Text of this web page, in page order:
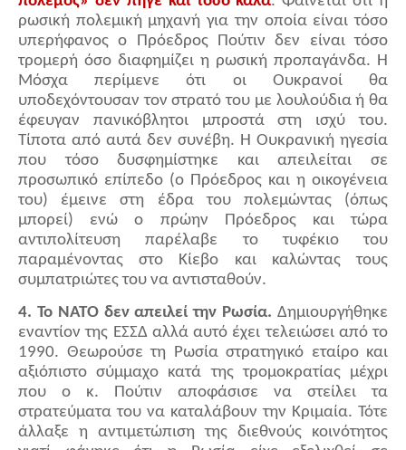
ρωσική πολεμική μηχανή για την οποία είναι τόσο
υπερήφανος ο Πρόεδρος Πούτιν δεν είναι τόσο
τρομερή όσο διαφημίζει η ρωσική προπαγάνδα. Η
Μόσχα περίμενε ότι οι Ουκρανοί θα
υποδεχόντουσαν τον στρατό του με λουλούδια ή θα
έφευγαν πανικόβλητοι μπροστά στη ισχύ του.
Τίποτα από αυτά δεν συνέβη. Η Ουκρανική ηγεσία
που τόσο δυσφημίστηκε και απειλείται σε
προσωπικό επίπεδο (ο Πρόεδρος και η οικογένεια
του) έμεινε στη έδρα του πολεμώντας (όπως
μπορεί) ενώ ο πρώην Πρόεδρος και τώρα
αντιπολίτευση παρέλαβε το τυφέκιο του
παραμένοντας στο Κίεβο και καλώντας τους
συμπατριώτες του να αντισταθούν.
4. Το ΝΑΤΟ δεν απειλεί την Ρωσία. Δημιουργήθηκε
εναντίον της ΕΣΣΔ αλλά αυτό έχει τελειώσει από το
1990. Θεωρούσε τη Ρωσία στρατηγικό εταίρο και
αξιόπιστο σύμμαχο κατά της τρομοκρατίας μέχρι
που ο κ. Πούτιν αποφάσισε να στείλει τα
στρατεύματα του να καταλάβουν την Κριμαία. Τότε
άλλαξε η αντιμετώπιση της διεθνούς κοινότητος